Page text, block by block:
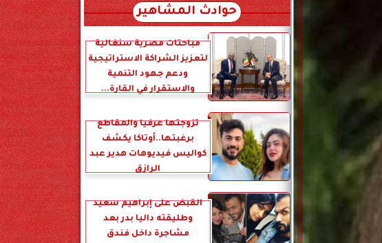
حوادث المشاهير
مباحثات مصرية سنغالية
لتعزيز الشراكة الاستراتيجية
ودعم جهود التنمية
والاستقرار في القارة...
تزوجتها عرفياً والمقاطع
برغبتها..أوتاكا يكشف
كواليس فيديوهات هدير عبد
الرازق
القبض على إبراهيم سعيد
وطليقته داليا بدر بعد
مشاجرة داخل فندق